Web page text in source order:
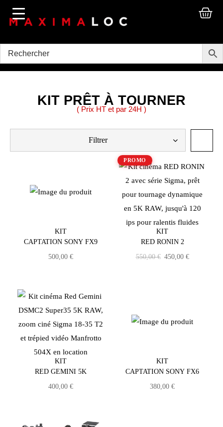
KIT PRÊT À TOURNER
( Prix HT et par 24H )
Filtrer
KIT
CAPTATION SONY FX9
500,00 €
PROMO
KIT
RED RONIN 2
550,00€ 450,00 €
KIT
RED GEMINI 5K
400,00 €
KIT
CAPTATION SONY FX6
380,00 €